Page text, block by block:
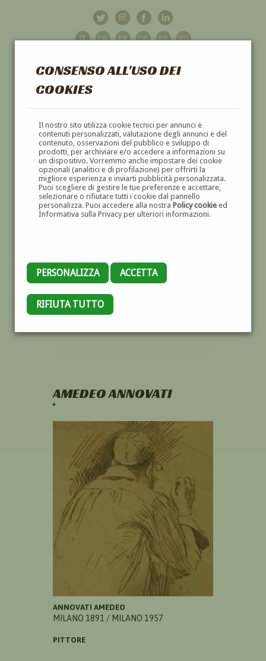
CONSENSO ALL'USO DEI
COOKIES
Il nostro sito utilizza cookie tecnici per annunci e
contenuti personalizzati, valutazione degli annunci e del
contenuto, osservazioni del pubblico e sviluppo di
prodotti, per archiviare e/o accedere a informazioni su
un dispositivo. Vorremmo anche impostare dei cookie
opzionali (analitici e di profilazione) per offrirti la
migliore esperienza e inviarti pubblicità personalizzata.
Puoi scegliere di gestire le tue preferenze e accettare,
selezionare o rifiutare tutti i cookie dal pannello
personalizza. Puoi accedere alla nostra Policy cookieed
Informativa sulla Privacy per ulteriori informazioni.
PERSONALIZZA ACCETTA
RIFIUTA TUTTO
GALLERIAD'ARTE
DIPINTI E SCULTURE '800 E '900
AMEDEO ANNOVATI
ANNOVATI AMEDEO
MILANO 1891 / MILANO 1957
PITTORE